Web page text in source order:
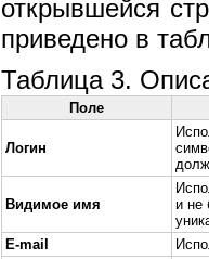
открывшейся
приведено в
Таблица 3.
Поле
Логин
Видимое имя
и не
E-mail